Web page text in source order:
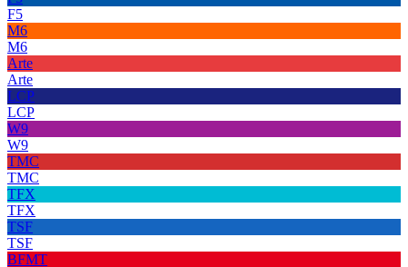
F5
M6
M6
Arte
Arte
LCP
LCP
W9
W9
TMC
TMC
TFX
TFX
TSF
TSF
BFMT